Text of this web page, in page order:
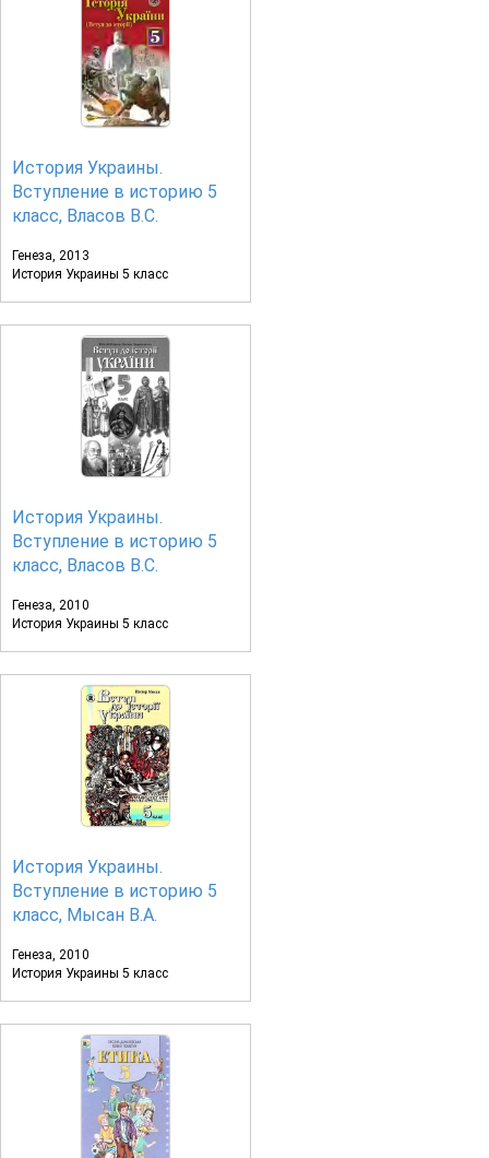
История Украины.
Вступление в историю 5
класс, Власов В.С.
Генеза, 2013
История Украины 5 класс
История Украины.
Вступление в историю 5
класс, Власов В.С.
Генеза, 2010
История Украины 5 класс
История Украины.
Вступление в историю 5
класс, Мысан В.А.
Генеза, 2010
История Украины 5 класс